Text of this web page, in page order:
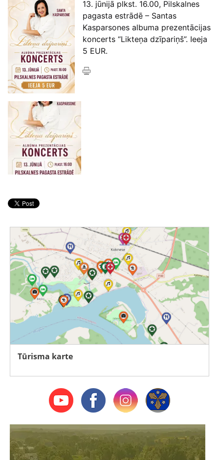
13. jūnijā plkst. 16.00, Pilskalnes
pagasta estrādē – Santas
Kasparsones albuma prezentācijas
koncerts “Likteņa dzīpariņš”. Ieeja
5 EUR.
Tūrisma karte